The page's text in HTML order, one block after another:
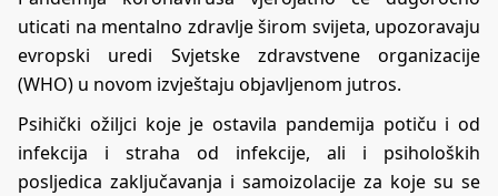
uticati na mentalno zdravlje širom svijeta, upozoravaju
evropski uredi Svjetske zdravstvene organizacije
(WHO) u novom izvještaju objavljenom jutros.
Psihički ožiljci koje je ostavila pandemija potiču i od
infekcija i straha od infekcije, ali i psiholoških
posljedica zaključavanja i samoizolacije za koje su se